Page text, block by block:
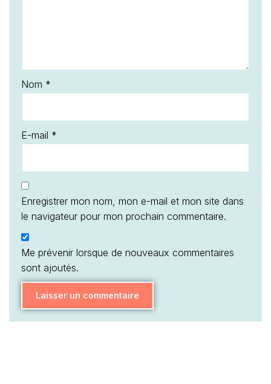
Nom *
E-mail *
Enregistrer mon nom, mon e-mail et mon site dans
le navigateur pour mon prochain commentaire.
Me prévenir lorsque de nouveaux commentaires
sont ajoutés.